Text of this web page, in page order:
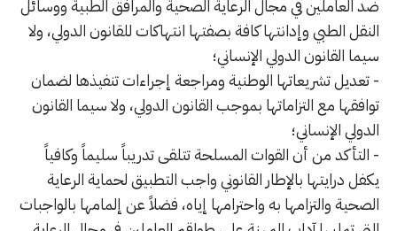
ضد العاملين في مجال الرعاية الصحية والمرافق الطبية ووسائل
النقل الطبي وإدانتها كافة بصفتها انتهاكات للقانون الدولي، ولا
سيما القانون الدولي الإنساني؛
- تعديل تشريعاتها الوطنية ومراجعة إجراءات تنفيذها لضمان
توافقها مع التزاماتها بموجب القانون الدولي، ولا سيما القانون
الدولي الإنساني؛
- التأكد من أن القوات المسلحة تتلقى تدريباً سليماً وكافياً
يكفل درايتها بالإطار القانوني واجب التطبيق لحماية الرعاية
الصحية والتزامها به واحترامها إياه، فضلاً عن إلمامها بالواجبات